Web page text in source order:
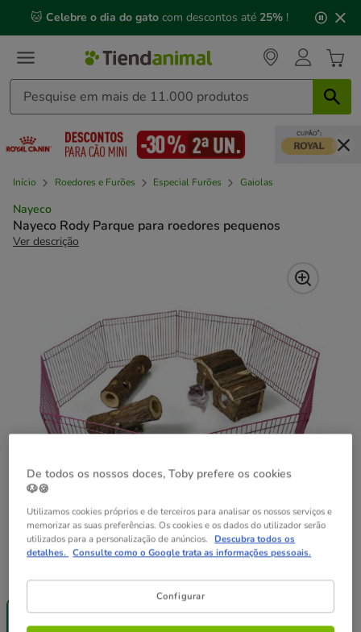
mensagem,
🐱 Celebre o dia do gato com descontos até 25% !
Início Roedores e Furões Especial Furões Gaiolas
Nayeco
Nayeco Rody Parque para roedores pequenos
Ver descrição
1 x 8 uds.
un.
De todos os nossos doces, Toby prefere os cookies
🐶🍪
Utilizamos cookies próprios e de terceiros para analisar os nossos serviços e
memorizar as suas preferências. Os cookies e os dados do utilizador serão
utilizados para a personalização de anúncios. Descubra todos os
detalhes. Consulte como o Google trata as informações pessoais.
Configurar